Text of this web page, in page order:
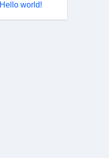
Hello world!